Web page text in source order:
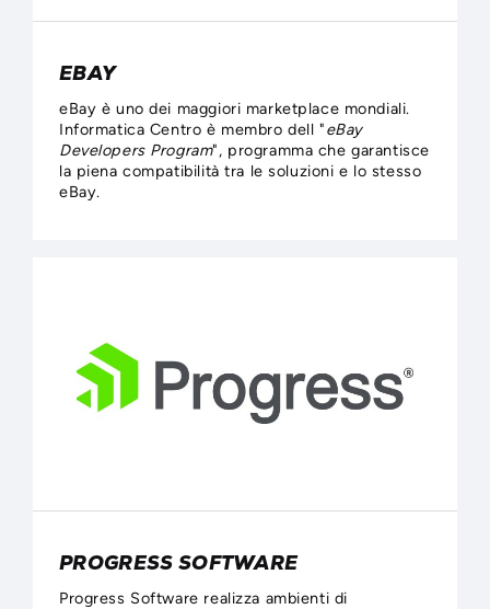
EBAY
eBay è uno dei maggiori marketplace mondiali.
Informatica Centro è membro dell "eBay
Developers Program", programma che garantisce
la piena compatibilità tra le soluzioni e lo stesso
eBay.
PROGRESS SOFTWARE
Progress Software realizza ambienti di